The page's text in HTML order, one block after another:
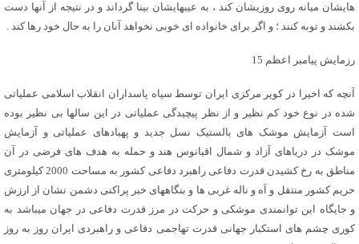
هايشان ميانه روى روزيشان كند ، به عيبهايشان بينا گرداند و در نتيجه از آنها دست
بكشند و توبه كنند ؛ و اگر براى خانواده اى خوبى نخواهد آنان را به حال خود رها كند .
رزمایش پیامبر اعظم 15
آنچه که اخیرا در کویر مرکزی ایران توسط سپاه پاسداران انقلاب اسلامی عملیاتی
شده در نوع خود کم نظیر و از نظر پیچیدگی عملیاتی در این سالها بی نظیر بوده
است آزمایش موشک های بالستیک نسل جدید و پهبادهای عملیاتی و آزمایش
موشک در دریاهای آزاد و شمال اقیانوس هند و حمله به هدف های فرضی در آن
مناطق به رخ کشیدن قدرت دفاعی راهبرد دفاعی کشور به مساحت 2000 کیلومتری
حریم کشور منتقل و آه و ناله غربی ها و بنگاههای خبر پراکنی دشمن نشان از ارزش
و جایگاه این توانمندی موشکی و حرکت در مرز قدرت دفاعی در جهان میباشد به
کوری چشم های استکبار جهانی قدرت تهاجمی دفاعی و راهبردی ایران روز به روز